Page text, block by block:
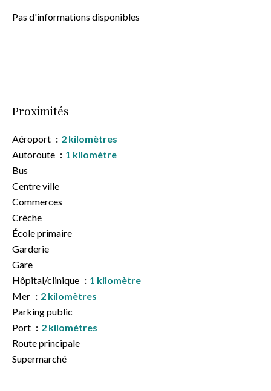
Pas d'informations disponibles
Proximités
Aéroport
2 kilomètres
Autoroute
1 kilomètre
Bus
Centre ville
Commerces
Crèche
École primaire
Garderie
Gare
Hôpital/clinique
1 kilomètre
Mer
2 kilomètres
Parking public
Port
2 kilomètres
Route principale
Supermarché